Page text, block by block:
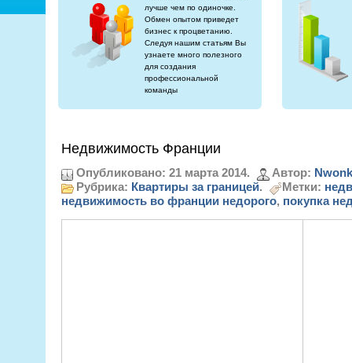
лучше чем по одиночке.
Обмен опытом приведет
бизнес к процветанию.
Следуя нашим статьям Вы
узнаете много полезного
для создания
профессиональной
команды
Недвижимость Франции
Опубликовано: 21 марта 2014. Автор:
Рубрика: Квартиры за границей. Метки:
недвижимость во франции недорого, покупка